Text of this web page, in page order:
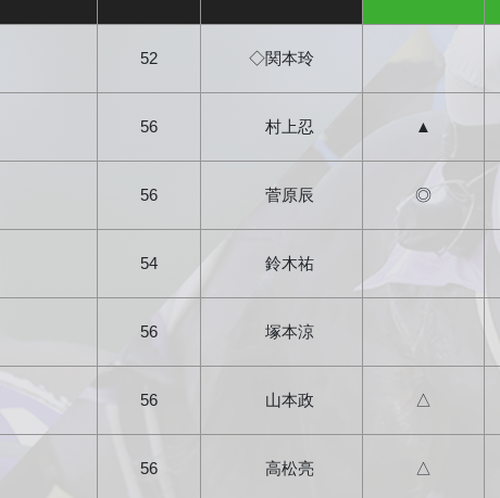
52 ◇関本玲
56 村上忍 ▲
56 菅原辰 ◎
54 鈴木祐
56 塚本涼
56 山本政 △
56 高松亮 △